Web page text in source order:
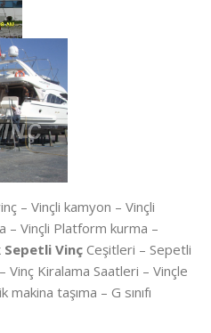
– Vinçli kamyon – Vinçli
– Vinçli Platform kurma –
Sepetli Vinç Ceşitleri – Sepetli
Vinç Kiralama Saatleri – Vinçle
taşıma – G sınıfı